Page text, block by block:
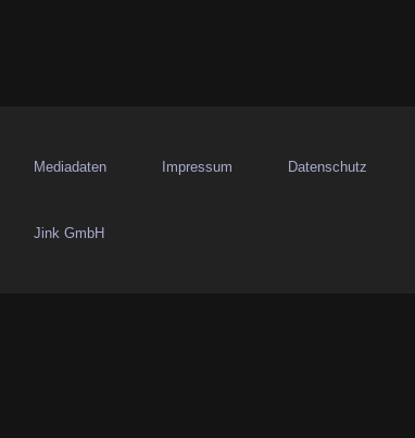
s
Mediadaten Impressum Datenschutz
Jink GmbH